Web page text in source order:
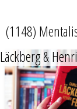
(1148)
Läckberg &